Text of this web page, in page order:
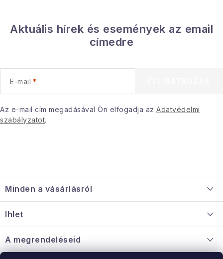
Aktuális hírek és események az email
címedre
E-mail
Az e-mail cím megadásával Ön elfogadja az Adatvédelmi
szabályzatot.
á
b
é
c
Minden a vásárlásról
Információ a mellékletről
Nagykereskedelmi együttműködés
Ihlet
A megrendeléseid